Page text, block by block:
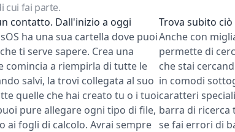
cui fai parte.
contatto. Dall'inizio a oggi
ha una sua cartella dove puoi
ti serve sapere. Crea una
comincia a riempirla di tutte le
salvi, la trovi collegata al suo
quelle che hai creato tu o i tuoi
pure allegare ogni tipo di file,
ai fogli di calcolo. Avrai sempre
Trova subito
Anche con
permette di
che stai
in comodi
caratteri
barra di ricerca
se fai errori di